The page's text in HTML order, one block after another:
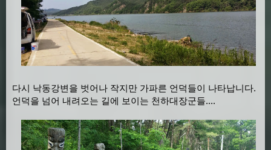
다시 낙동강변을 벗어나 작지만 가파른 언덕들이 나타납니다.
언덕을 넘어 내려오는 길에 보이는 천하대장군들....